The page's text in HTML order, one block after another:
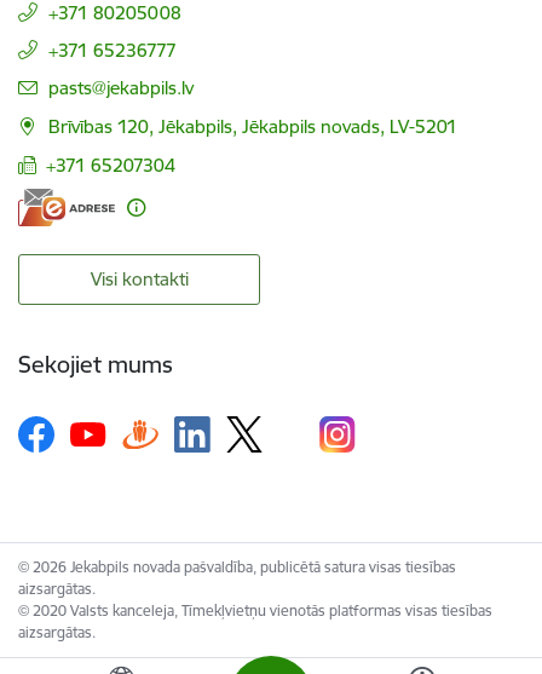
+371 80205008
+371 65236777
E-pasts:
pasts@jekabpils.lv
Brīvības 120, Jēkabpils, Jēkabpils novads, LV-5201
+371 65207304
Visi kontakti
Sekojiet mums
© 2026 Jekabpils novada pašvaldība, publicētā satura visas tiesības
aizsargātas.
© 2020 Valsts kanceleja, Tīmekļvietņu vienotās platformas visas tiesības
aizsargātas.